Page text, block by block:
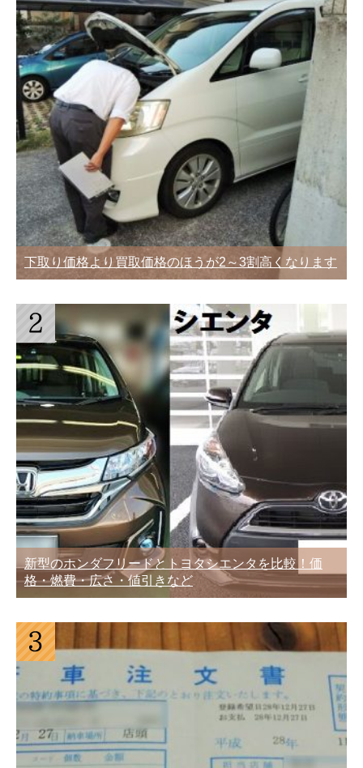
下取り価格より買取価格のほうが2～3割高くなります
新型のホンダフリードとトヨタシエンタを比較！価
格・燃費・広さ・値引きなど